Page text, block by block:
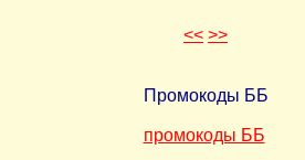
<< >>
Промокоды ББ
промокоды ББ